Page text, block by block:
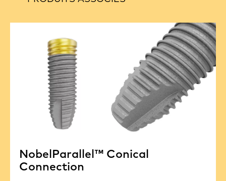
NobelParallel™ Conical
Connection